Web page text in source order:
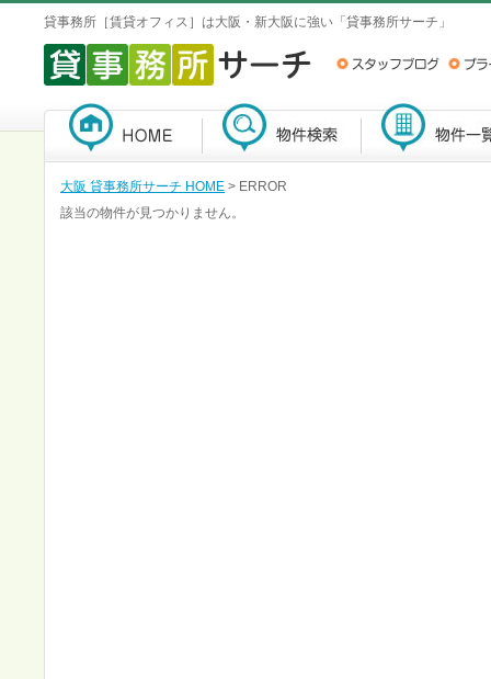
貸事務所［賃貸オフィス］は大阪・新大阪に強い「貸事務所サーチ」
大阪 貸事務所サーチ HOME > ERROR
該当の物件が見つかりません。